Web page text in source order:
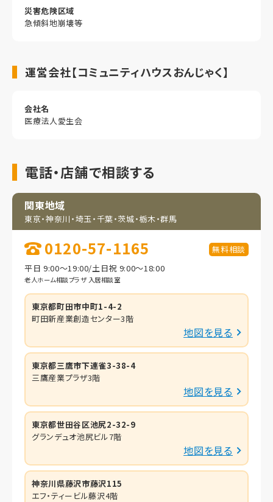
災害危険区域
急傾斜地崩壊等
運営会社【コミュニティハウスおんじゃく】
会社名
医療法人愛生会
電話・店舗で相談する
関東地域
東京・神奈川・埼玉・千葉・茨城・栃木・群馬
0120-57-1165
無料相談
平日 9:00～19:00/土日祝 9:00～18:00
老人ホーム相談プラザ 入居相談室
東京都町田市中町1-4-2
町田新産業創造センター3階
地図を見る
東京都三鷹市下連雀3-38-4
三鷹産業プラザ3階
地図を見る
東京都世田谷区池尻2-32-9
グランデュオ池尻ビル7階
地図を見る
神奈川県藤沢市藤沢115
エフ・ティービル藤沢4階